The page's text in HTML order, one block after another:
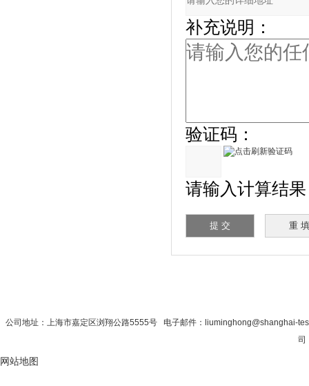
补充说明：
验证码：
请输入计算结果（
公司地址：上海市嘉定区浏翔公路5555号 电子邮件：liuminghong@shanghai-
司
网站地图